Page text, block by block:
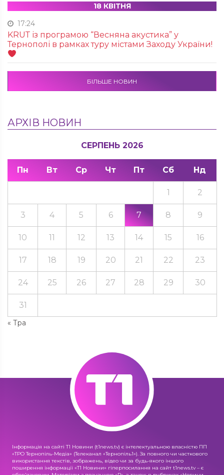
18 КВІТНЯ
17:24
KRUТ із програмою “Весняна акустика” у
Тернополі в рамках туру містами Заходу України!
БІЛЬШЕ НОВИН
АРХІВ НОВИН
СЕРПЕНЬ 2026
Пн Вт Ср Чт Пт Сб Нд
« Тра
1 2
3 4 5 6 7 8 9
10 11 12 13 14 15 16
17 18 19 20 21 22 23
24 25 26 27 28 29 30
31
Інформація на сайті Т1 Новини (t1news.tv) є інтелектуальною власністю ПП
«ТРО Тернопіль-Медіа» (Телеканал «Тернопіль1»). За повного чи часткового
використання текстів, зображень, відео чи за будь-якого іншого
поширення інформації «Т1 Новини» гіперпосилання на сайт t1news.tv – є